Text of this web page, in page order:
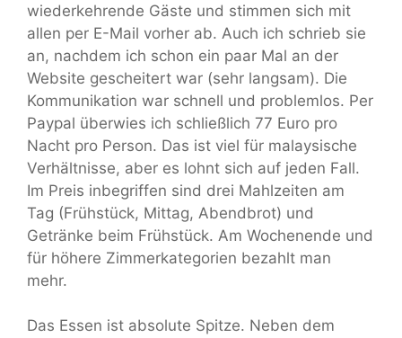
wiederkehrende Gäste und stimmen sich mit
allen per E-Mail vorher ab. Auch ich schrieb sie
an, nachdem ich schon ein paar Mal an der
Website gescheitert war (sehr langsam). Die
Kommunikation war schnell und problemlos. Per
Paypal überwies ich schließlich 77 Euro pro
Nacht pro Person. Das ist viel für malaysische
Verhältnisse, aber es lohnt sich auf jeden Fall.
Im Preis inbegriffen sind drei Mahlzeiten am
Tag (Frühstück, Mittag, Abendbrot) und
Getränke beim Frühstück. Am Wochenende und
für höhere Zimmerkategorien bezahlt man
mehr.
Das Essen ist absolute Spitze. Neben dem